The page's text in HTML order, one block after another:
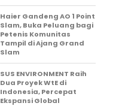
Haier Gandeng AO 1 Point
Slam, Buka Peluang bagi
Petenis Komunitas
Tampil di Ajang Grand
Slam
SUS ENVIRONMENT Raih
Dua Proyek WtE di
Indonesia, Percepat
Ekspansi Global